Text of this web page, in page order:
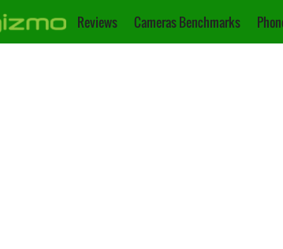
Reviews Cameras Benchmarks